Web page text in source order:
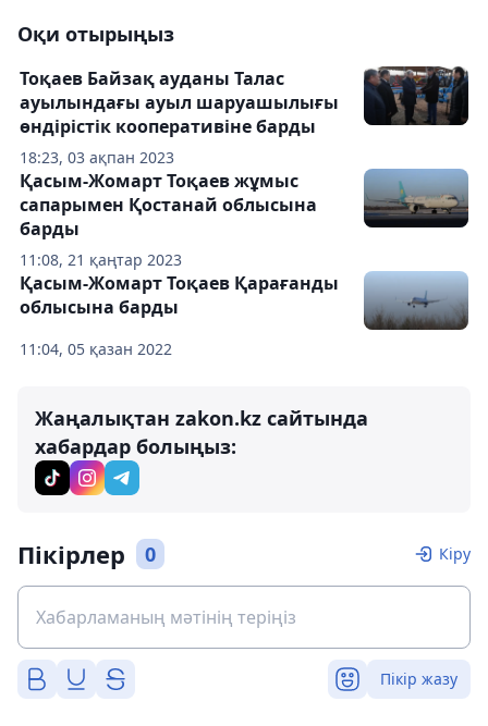
Оқи отырыңыз
18:23, 03 ақпан 2023
Тоқаев Байзақ ауданы Талас
ауылындағы ауыл шаруашылығы
өндірістік кооперативіне барды
11:08, 21 қаңтар 2023
Қасым-Жомарт Тоқаев жұмыс
сапарымен Қостанай облысына
барды
11:04, 05 қазан 2022
Қасым-Жомарт Тоқаев Қарағанды ​​
облысына барды
Жаңалықтан zakon.kz сайтында
хабардар болыңыз:
Пікірлер 0 Кіру
Пікір жазу